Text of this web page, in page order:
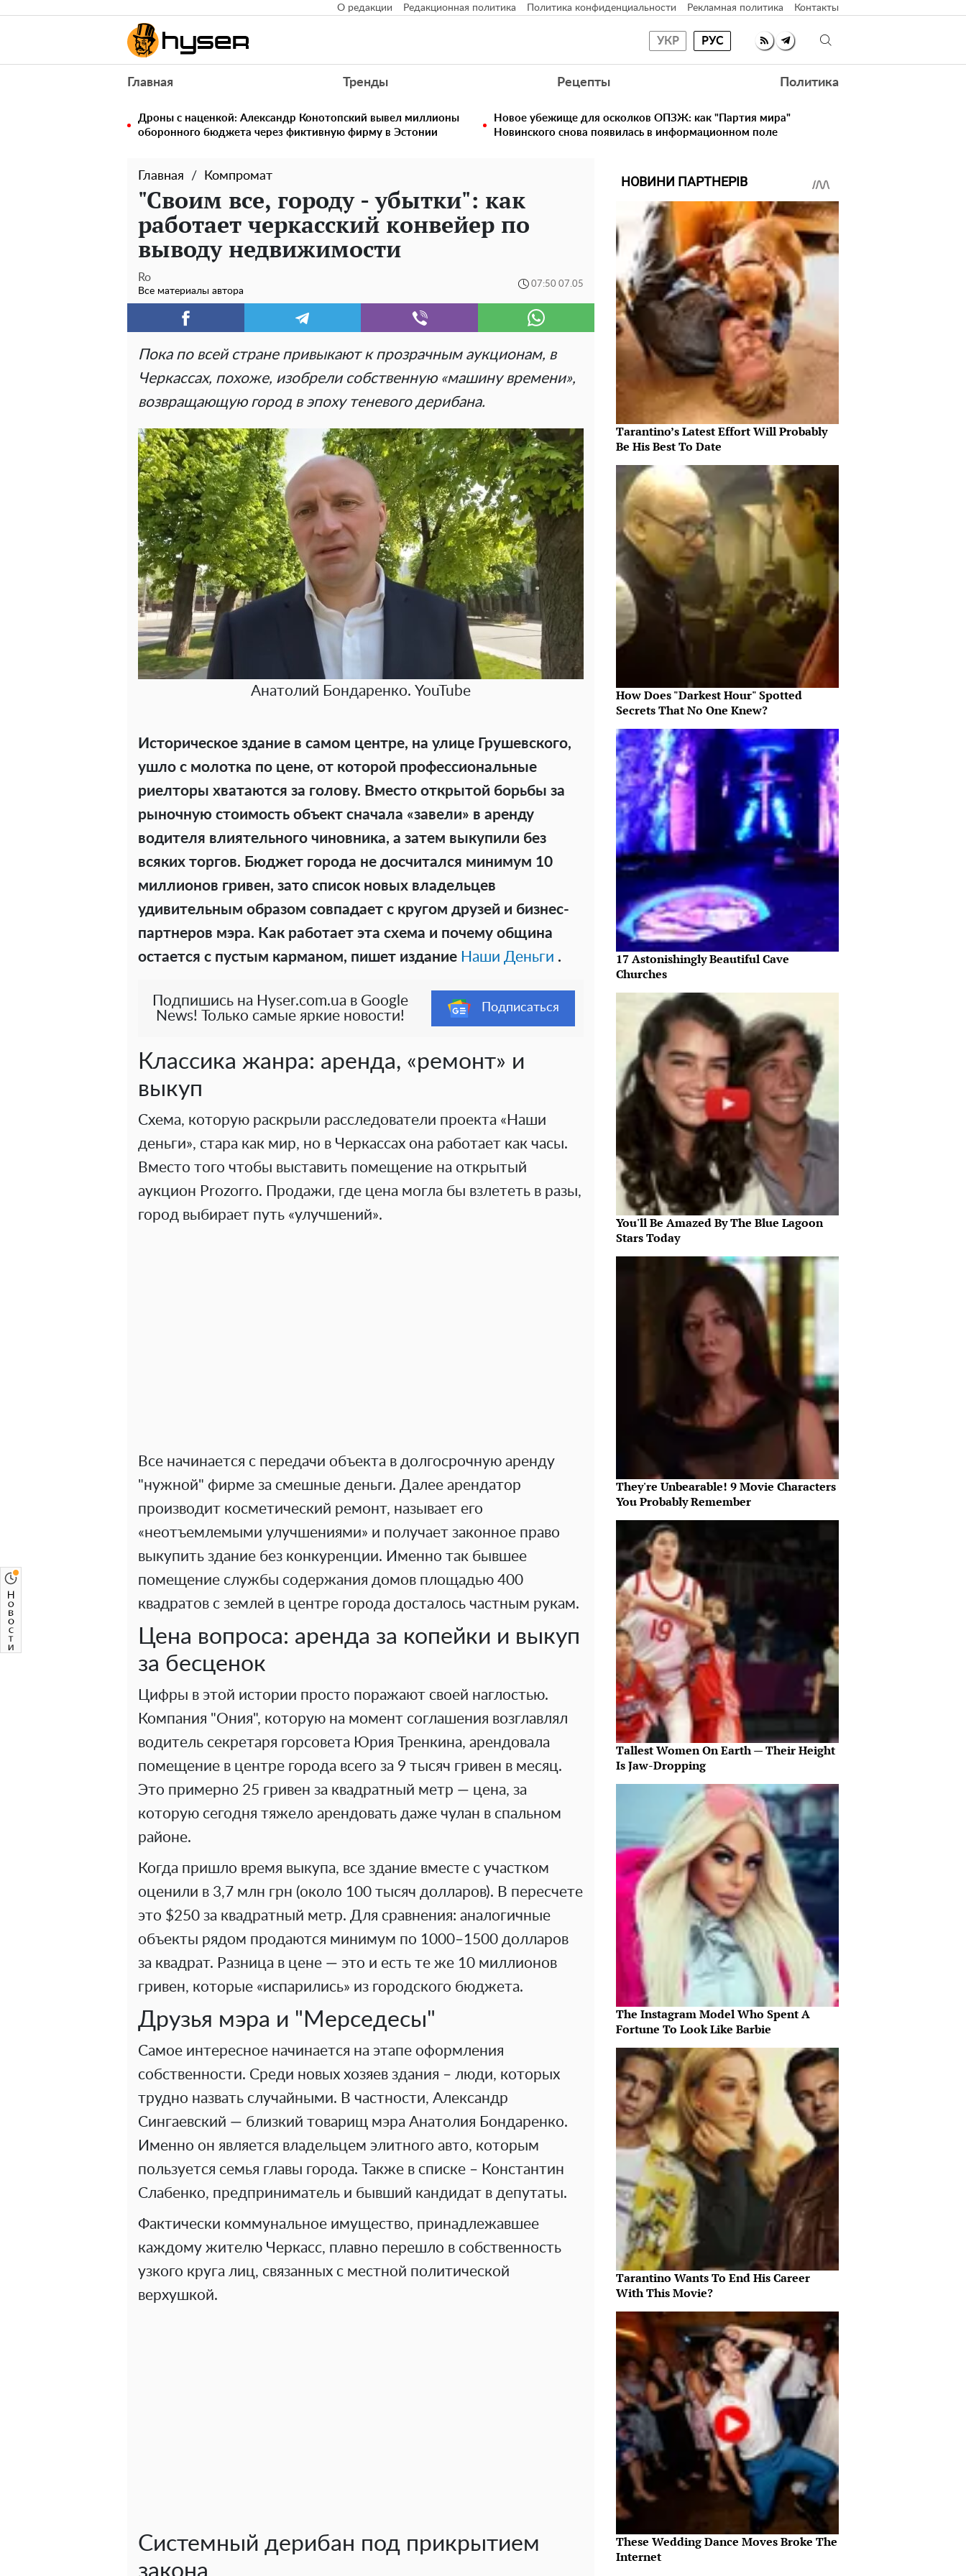
О редакции Редакционная политика Политика конфиденциальности Рекламная политика Контакты
УКР РУС
Главная Тренды Рецепты Политика
Дроны с наценкой: Александр Конотопский вывел миллионы
оборонного бюджета через фиктивную фирму в Эстонии
Новое убежище для осколков ОПЗЖ: как "Партия мира"
Новинского снова появилась в информационном поле
Главная Компромат
"Своим все, городу - убытки": как
работает черкасский конвейер по
выводу недвижимости
Ro
Все материалы автора
07:50 07.05
Пока по всей стране привыкают к прозрачным аукционам, в
Черкассах, похоже, изобрели собственную «машину времени»,
возвращающую город в эпоху теневого дерибана.
Анатолий Бондаренко. YouTube
Историческое здание в самом центре, на улице Грушевского,
ушло с молотка по цене, от которой профессиональные
риелторы хватаются за голову. Вместо открытой борьбы за
рыночную стоимость объект сначала «завели» в аренду
водителя влиятельного чиновника, а затем выкупили без
всяких торгов. Бюджет города не досчитался минимум 10
миллионов гривен, зато список новых владельцев
удивительным образом совпадает с кругом друзей и бизнес-
партнеров мэра. Как работает эта схема и почему община
остается с пустым карманом, пишет издание Наши Деньги .
Подпишись на Hyser.com.ua в Google
News! Только самые яркие новости!
Подписаться
Классика жанра: аренда, «ремонт» и
выкуп
Схема, которую раскрыли расследователи проекта «Наши
деньги», стара как мир, но в Черкассах она работает как часы.
Вместо того чтобы выставить помещение на открытый
аукцион Prozorro. Продажи, где цена могла бы взлететь в разы,
город выбирает путь «улучшений».
Все начинается с передачи объекта в долгосрочную аренду
"нужной" фирме за смешные деньги. Далее арендатор
производит косметический ремонт, называет его
«неотъемлемыми улучшениями» и получает законное право
выкупить здание без конкуренции. Именно так бывшее
помещение службы содержания домов площадью 400
квадратов с землей в центре города досталось частным рукам.
Цена вопроса: аренда за копейки и выкуп
за бесценок
Цифры в этой истории просто поражают своей наглостью.
Компания "Ония", которую на момент соглашения возглавлял
водитель секретаря горсовета Юрия Тренкина, арендовала
помещение в центре города всего за 9 тысяч гривен в месяц.
Это примерно 25 гривен за квадратный метр — цена, за
которую сегодня тяжело арендовать даже чулан в спальном
районе.
Когда пришло время выкупа, все здание вместе с участком
оценили в 3,7 млн ​​грн (около 100 тысяч долларов). В пересчете
это $250 за квадратный метр. Для сравнения: аналогичные
объекты рядом продаются минимум по 1000–1500 долларов
за квадрат. Разница в цене — это и есть те же 10 миллионов
гривен, которые «испарились» из городского бюджета.
Друзья мэра и "Мерседесы"
Самое интересное начинается на этапе оформления
собственности. Среди новых хозяев здания – люди, которых
трудно назвать случайными. В частности, Александр
Сингаевский — близкий товарищ мэра Анатолия Бондаренко.
Именно он является владельцем элитного авто, которым
пользуется семья главы города. Также в списке – Константин
Слабенко, предприниматель и бывший кандидат в депутаты.
Фактически коммунальное имущество, принадлежавшее
каждому жителю Черкасс, плавно перешло в собственность
узкого круга лиц, связанных с местной политической
верхушкой.
Системный дерибан под прикрытием
закона
НОВИНИ ПАРТНЕРІВ
Tarantino’s Latest Effort Will Probably
Be His Best To Date
How Does "Darkest Hour" Spotted
Secrets That No One Knew?
17 Astonishingly Beautiful Cave
Churches
You'll Be Amazed By The Blue Lagoon
Stars Today
They're Unbearable! 9 Movie Characters
You Probably Remember
Tallest Women On Earth — Their Height
Is Jaw-Dropping
The Instagram Model Who Spent A
Fortune To Look Like Barbie
Tarantino Wants To End His Career
With This Movie?
These Wedding Dance Moves Broke The
Internet